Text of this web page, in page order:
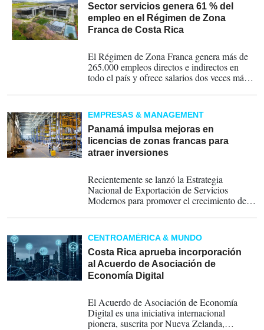
Sector servicios genera 61 % del
empleo en el Régimen de Zona
Franca de Costa Rica
El Régimen de Zona Franca genera más de
265.000 empleos directos e indirectos en
todo el país y ofrece salarios dos veces más
EMPRESAS & MANAGEMENT
Panamá impulsa mejoras en
licencias de zonas francas para
atraer inversiones
Recientemente se lanzó la Estrategia
Nacional de Exportación de Servicios
Modernos para promover el crecimiento de
panameña y acercar al país a estándares
internacionales implementados en Dubái,
Singapur, Estonia y Reino Unido.
CENTROAMÉRICA & MUNDO
Costa Rica aprueba incorporación
al Acuerdo de Asociación de
Economía Digital
El Acuerdo de Asociación de Economía
Digital es una iniciativa internacional
pionera, suscrita por Nueva Zelanda,